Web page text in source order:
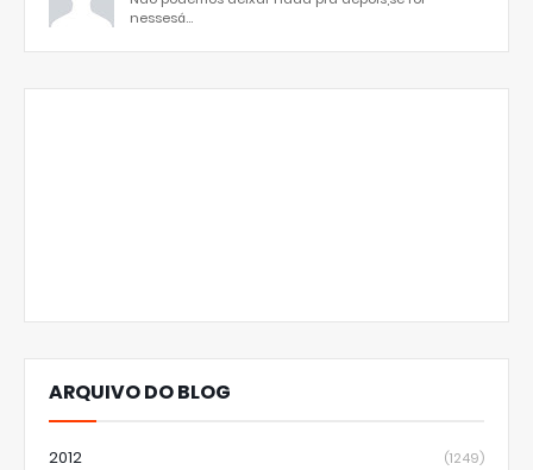
nessesá...
ARQUIVO DO BLOG
2012 (1249)